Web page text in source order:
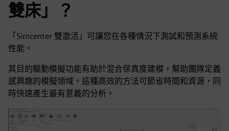
雙床」？
「Simcenter 雙激活」可讓您在各種情況下測試和預測系統
性能。
其目的驅動模擬功能有助於混合保真度建模，幫助團隊定義
感興趣的模擬領域。這種高效的方法可節省時間和資源，同
時快速產生最有意義的分析。